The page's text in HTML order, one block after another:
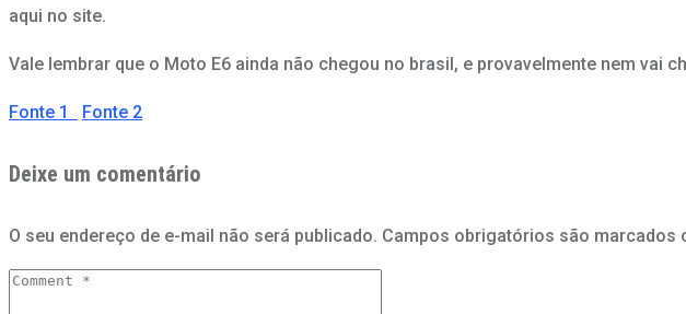
aqui no site.
Vale lembrar que o Moto E6 ainda não chegou no brasil, e provavelmente nem vai
Fonte 1 Fonte 2
Deixe um comentário
O seu endereço de e-mail não será publicado. Campos obrigatórios são marcados